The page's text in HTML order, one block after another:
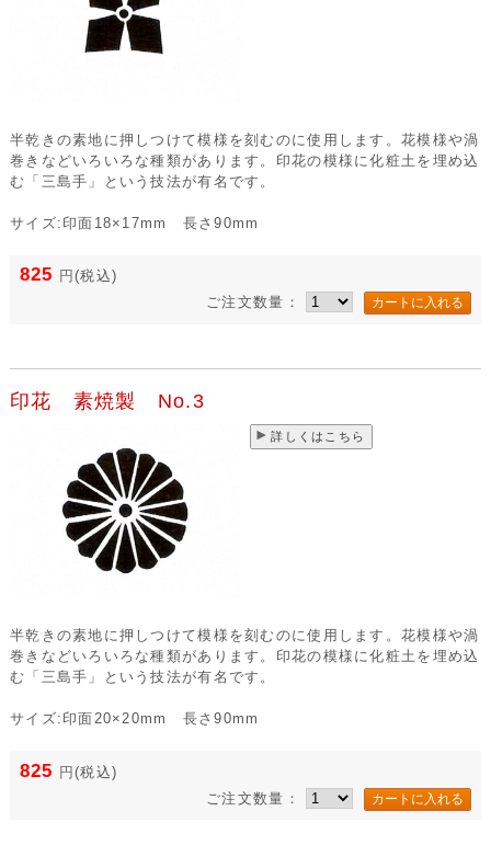
半乾きの素地に押しつけて模様を刻むのに使用します。花模様や渦
巻きなどいろいろな種類があります。印花の模様に化粧土を埋め込
む「三島手」という技法が有名です。
サイズ:印面18×17mm 長さ90mm
825 円 (税込)
ご注文数量：
印花 素焼製 No.3
詳しくはこちら
半乾きの素地に押しつけて模様を刻むのに使用します。花模様や渦
巻きなどいろいろな種類があります。印花の模様に化粧土を埋め込
む「三島手」という技法が有名です。
サイズ:印面20×20mm 長さ90mm
825 円(税込)
ご注文数量：